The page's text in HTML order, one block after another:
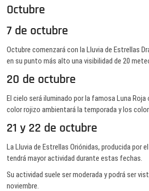
Octubre
7 de octubre
Octubre comenzará con la Lluvia de Estrellas
en su punto más alto una visibilidad de 20
20 de octubre
El cielo será iluminado por la famosa Luna Roja
color rojizo ambientará la temporada y los
21 y 22 de octubre
La Lluvia de Estrellas Oriónidas, producida por
tendrá mayor actividad durante estas fechas.
Su actividad suele ser moderada y podrá ser
noviembre.